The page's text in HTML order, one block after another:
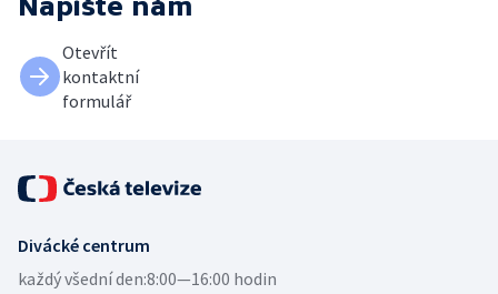
Napište nám
Otevřít
kontaktní
formulář
Divácké centrum
každý všední den:8:00—16:00 hodin